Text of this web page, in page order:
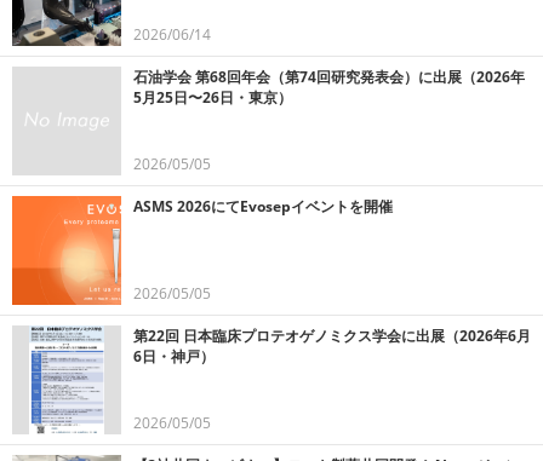
2026/06/14
石油学会 第68回年会（第74回研究発表会）に出展（2026年
5月25日〜26日・東京）
2026/05/05
ASMS 2026にてEvosepイベントを開催
2026/05/05
第22回 日本臨床プロテオゲノミクス学会に出展（2026年6月
6日・神戸）
2026/05/05